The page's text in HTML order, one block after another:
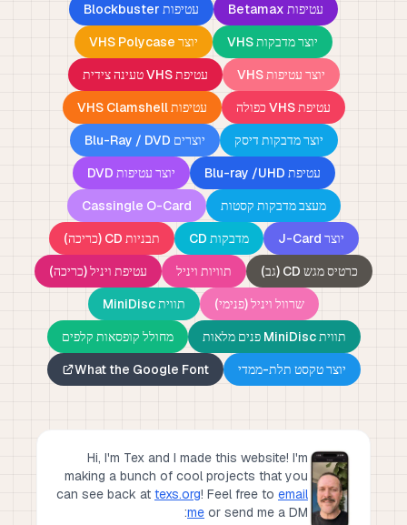
עטיפות Betamax
עטיפות Blockbuster
יוצר מדבקות VHS
יוצר VHS Polycase
יוצר עטיפות VHS
עטיפת VHS טעינה צידית
עטיפת VHS כפולה
עטיפות VHS Clamshell
יוצר מדבקות דיסק
יוצרים Blu-Ray / DVD
עטיפת Blu-ray /UHD
יוצר עטיפות DVD
מעצב מדבקות קסטות
Cassingle O-Card
יוצר J-Card
מדבקות CD
תבניות CD (כריכה)
כרטיס מגש CD (גב)
תוויות ויניל
עטיפת ויניל (כריכה)
שרוול ויניל (פנימי)
תווית MiniDisc
תווית MiniDisc פנים מלאות
מחולל קופסאות קלפים
יוצר טקסט תלת-ממדי
What the Google Font
Hi, I'm Tex and I made this website! I'm
making a bunch of cool projects that you
can see back at texs.org! Feel free to email
me or send me a DM: